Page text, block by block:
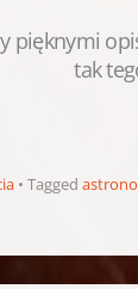
pięknymi
tak
Tagged